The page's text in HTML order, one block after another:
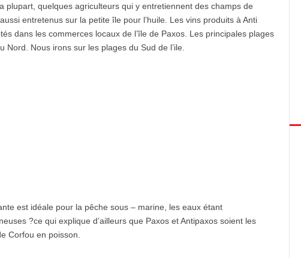
plupart, quelques agriculteurs qui y entretiennent des champs de
entretenus sur la petite île pour l’huile. Les vins produits à Anti
dans les commerces locaux de l’île de Paxos. Les principales plages
Nord. Nous irons sur les plages du Sud de l’ile.
est idéale pour la pêche sous – marine, les eaux étant
?ce qui explique d’ailleurs que Paxos et Antipaxos soient les
Corfou en poisson.